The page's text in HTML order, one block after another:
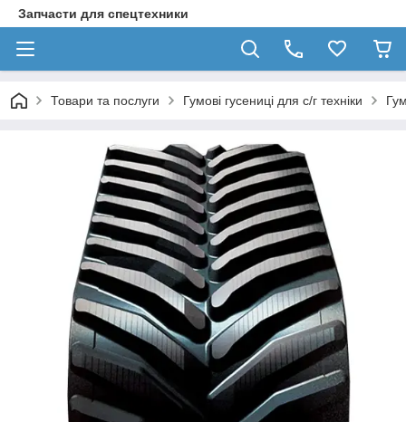
Запчасти для спецтехники
Товари та послуги Гумові гусениці для с/г техніки